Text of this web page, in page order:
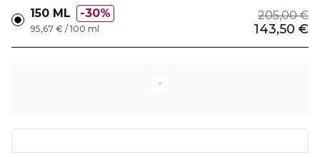
150 ML 30% 205,00 €
143,50 €
95,67 € / 100 ml